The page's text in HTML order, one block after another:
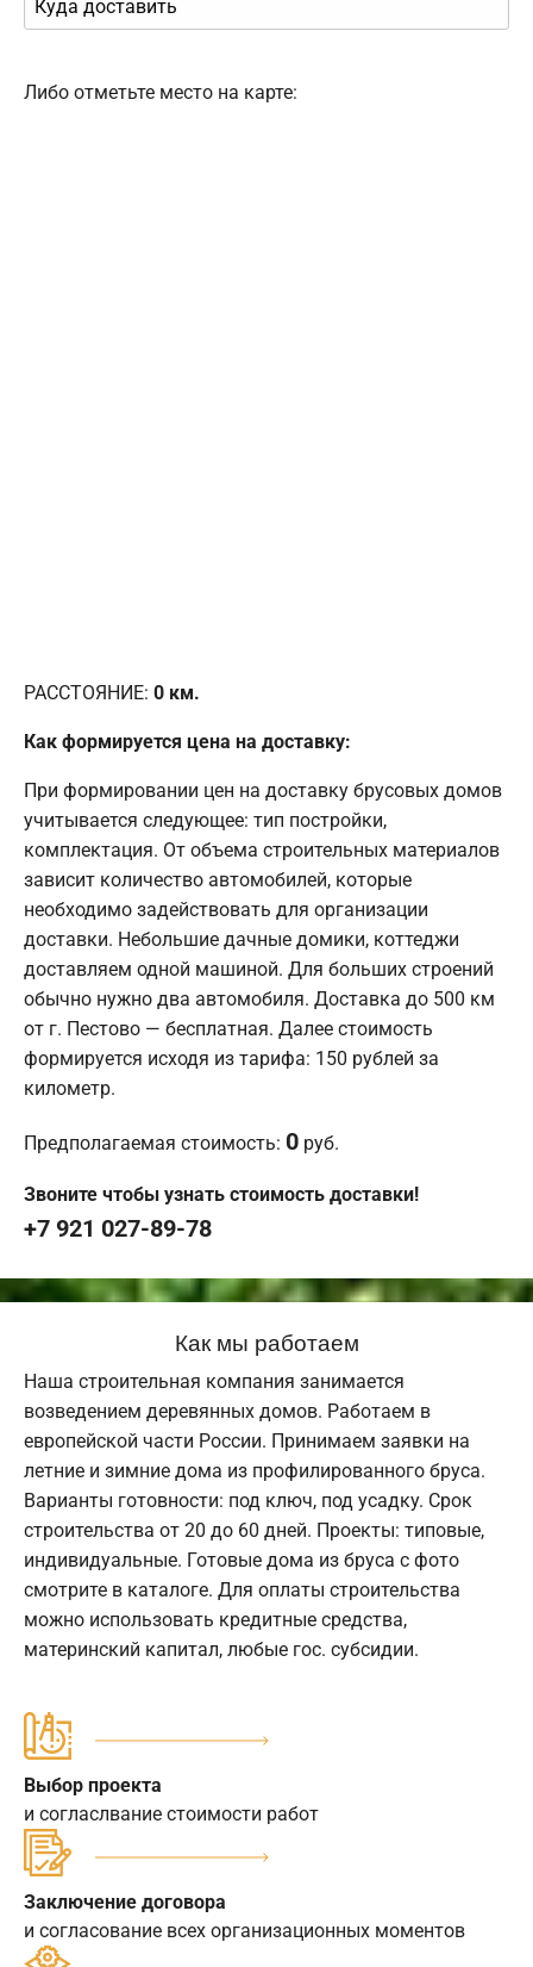
Либо отметьте место на карте:
РАССТОЯНИЕ: 0 км.
Как формируется цена на доставку:
При формировании цен на доставку брусовых домов
учитывается следующее: тип постройки,
комплектация. От объема строительных материалов
зависит количество автомобилей, которые
необходимо задействовать для организации
доставки. Небольшие дачные домики, коттеджи
доставляем одной машиной. Для больших строений
обычно нужно два автомобиля. Доставка до 500 км
от г. Пестово — бесплатная. Далее стоимость
формируется исходя из тарифа: 150 рублей за
километр.
Предполагаемая стоимость: 0 руб.
Звоните чтобы узнать стоимость доставки!
+7 921 027-89-78
Как мы работаем
Наша строительная компания занимается
возведением деревянных домов. Работаем в
европейской части России. Принимаем заявки на
летние и зимние дома из профилированного бруса.
Варианты готовности: под ключ, под усадку. Срок
строительства от 20 до 60 дней. Проекты: типовые,
индивидуальные. Готовые дома из бруса с фото
смотрите в каталоге. Для оплаты строительства
можно использовать кредитные средства,
материнский капитал, любые гос. субсидии.
Выбор проекта
и согласлвание стоимости работ
Заключение договора
и согласование всех организационных моментов